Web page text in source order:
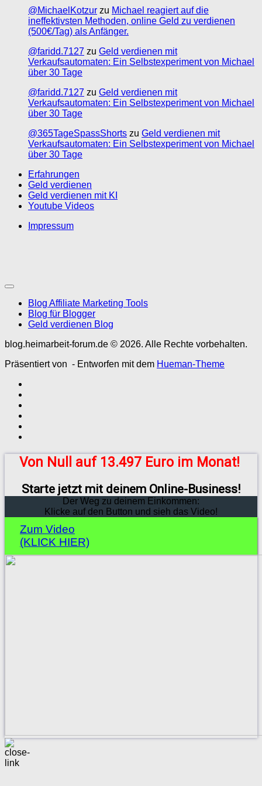
@MichaelKotzur zu Michael reagiert auf die
ineffektivsten Methoden, online Geld zu verdienen
(500€/Tag) als Anfänger.
@faridd.7127 zu Geld verdienen mit
Verkaufsautomaten: Ein Selbstexperiment von Michael
über 30 Tage
@faridd.7127 zu Geld verdienen mit
Verkaufsautomaten: Ein Selbstexperiment von Michael
über 30 Tage
@365TageSpassShorts zu Geld verdienen mit
Verkaufsautomaten: Ein Selbstexperiment von Michael
über 30 Tage
Erfahrungen
Geld verdienen
Geld verdienen mit KI
Youtube Videos
Impressum
Blog Affiliate Marketing Tools
Blog für Blogger
Geld verdienen Blog
blog.heimarbeit-forum.de © 2026. Alle Rechte vorbehalten.
Präsentiert von - Entworfen mit dem Hueman-Theme
Von Null auf 13.497 Euro im Monat!
Starte jetzt mit deinem Online-Business!
Der Weg zu deinem Einkommen:
Klicke auf den Button und sieh das Video!
Zum Video
(KLICK HIER)